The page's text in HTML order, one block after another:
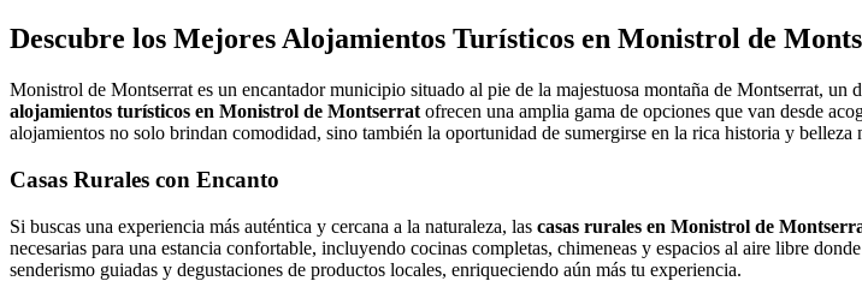
Descubre los Mejores Alojamientos Turísticos en Monistrol de
Monistrol de Montserrat es un encantador municipio situado al pie de la majestuosa montaña de Montserrat,
alojamientos turísticos en Monistrol de Montserrat ofrecen una amplia gama de opciones que van desde
alojamientos no solo brindan comodidad, sino también la oportunidad de sumergirse en la rica historia y belleza
Casas Rurales con Encanto
Si buscas una experiencia más auténtica y cercana a la naturaleza, las casas rurales en Monistrol de
necesarias para una estancia confortable, incluyendo cocinas completas, chimeneas y espacios al aire libre
senderismo guiadas y degustaciones de productos locales, enriqueciendo aún más tu experiencia.